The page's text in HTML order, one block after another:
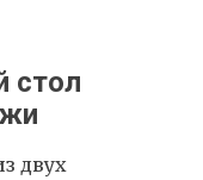
стол
двух